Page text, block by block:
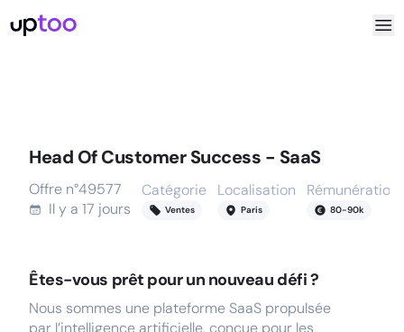
Head Of Customer Success - SaaS
Offre n°49577
Il y a 17 jours
Catégorie
Ventes
Localisation
Paris
Rémunération
80-90k
Êtes-vous prêt pour un nouveau défi ?
Nous sommes une plateforme SaaS propulsée
par l’intelligence artificielle, conçue pour les